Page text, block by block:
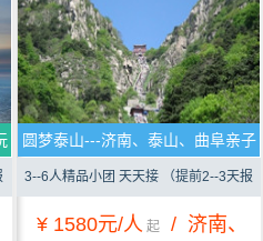
圆梦泰山---济南、泰山、曲阜亲子
三日游（纯玩0购）
3--6人精品小团 天天接 （提前2--3天报
名）
¥ 1580元/人 起 / 济南、